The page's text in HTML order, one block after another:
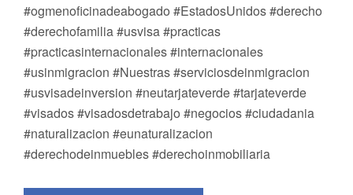
#ogmenoficinadeabogado #EstadosUnidos #derecho
#derechofamilia #usvisa #practicas
#practicasinternacionales #internacionales
#usinmigracion #Nuestras #serviciosdeinmigracion
#usvisadeinversion #neutarjateverde #tarjateverde
#visados #visadosdetrabajo #negocios #ciudadania
#naturalizacion #eunaturalizacion
#derechodeinmuebles #derechoinmobiliaria